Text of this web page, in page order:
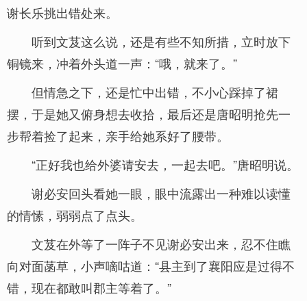
谢长乐挑出错处来。
听到文芨这么说，还是有些不知所措，立时放下
铜镜来，冲着外头道一声：“哦，就来了。”
但情急之下，还是忙中出错，不小心踩掉了裙
摆，于是她又俯身想去收拾，最后还是唐昭明抢先一
步帮着捡了起来，亲手给她系好了腰带。
“正好我也给外婆请安去，一起去吧。”唐昭明说。
谢必安回头看她一眼，眼中流露出一种难以读懂
的情愫，弱弱点了点头。
文芨在外等了一阵子不见谢必安出来，忍不住瞧
向对面菡草，小声嘀咕道：“县主到了襄阳应是过得不
错，现在都敢叫郡主等着了。”